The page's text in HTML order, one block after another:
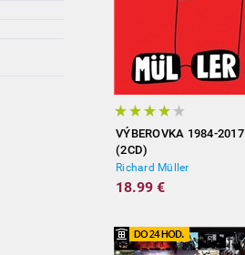
VÝBEROVKA 1984-2017
(2CD)
Richard Müller
18.99 €